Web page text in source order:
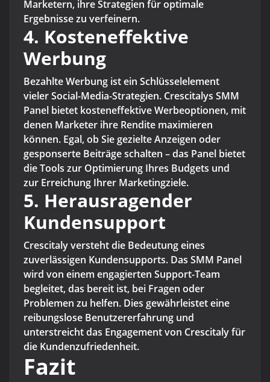
Marketern, ihre Strategien für optimale
Ergebnisse zu verfeinern.
4. Kosteneffektive
Werbung
Bezahlte Werbung ist ein Schlüsselelement
vieler Social-Media-Strategien. Crescitalys SMM
Panel bietet kosteneffektive Werbeoptionen, mit
denen Marketer ihre Rendite maximieren
können. Egal, ob Sie gezielte Anzeigen oder
gesponserte Beiträge schalten – das Panel bietet
die Tools zur Optimierung Ihres Budgets und
zur Erreichung Ihrer Marketingziele.
5. Herausragender
Kundensupport
Crescitaly versteht die Bedeutung eines
zuverlässigen Kundensupports. Das SMM Panel
wird von einem engagierten Support-Team
begleitet, das bereit ist, bei Fragen oder
Problemen zu helfen. Dies gewährleistet eine
reibungslose Benutzererfahrung und
unterstreicht das Engagement von Crescitaly für
die Kundenzufriedenheit.
Fazit